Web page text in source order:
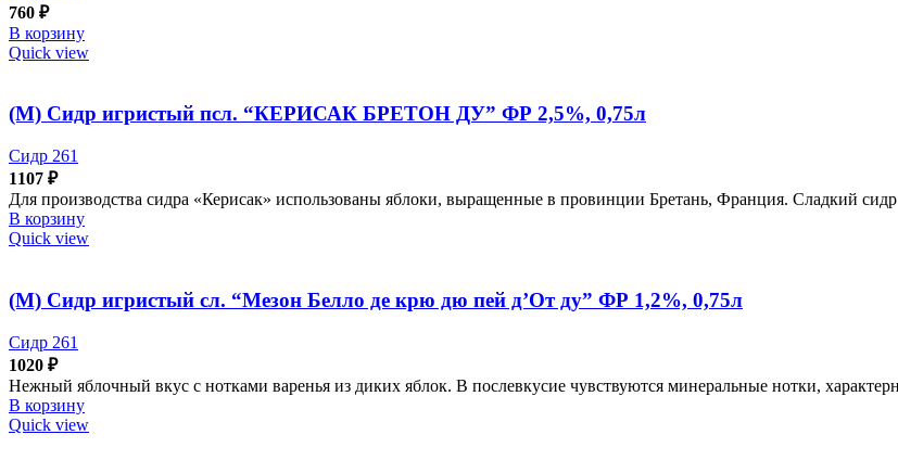
760 ₽
В корзину
Quick view
(М) Сидр игристый псл. “КЕРИСАК БРЕТОН ДУ” ФР 2,5%, 0,75л
Сидр 261
1107 ₽
Для производства сидра «Керисак» использованы яблоки, выращенные в провинции Бретань, Франция. Сладкий
В корзину
Quick view
(М) Сидр игристый сл. “Мезон Белло де крю дю пей д’От ду” ФР 1,2%, 0,75л
Сидр 261
1020 ₽
Нежный яблочный вкус с нотками варенья из диких яблок. В послевкусие чувствуются минеральные нотки,
В корзину
Quick view